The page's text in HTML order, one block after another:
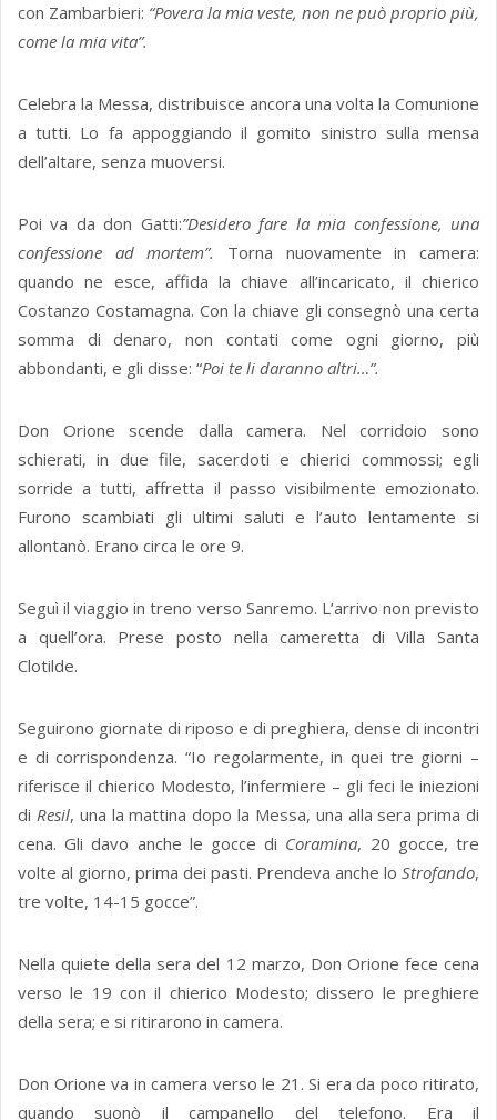
con Zambarbieri: “Povera la mia veste, non ne può proprio più,
come la mia vita”.
Celebra la Messa, distribuisce ancora una volta la Comunione
a tutti. Lo fa appoggiando il gomito sinistro sulla mensa
dell’altare, senza muoversi.
Poi va da don Gatti:”Desidero fare la mia confessione, una
confessione ad mortem”. Torna nuovamente in camera:
quando ne esce, affida la chiave all’incaricato, il chierico
Costanzo Costamagna. Con la chiave gli consegnò una certa
somma di denaro, non contati come ogni giorno, più
abbondanti, e gli disse: “Poi te li daranno altri…”.
Don Orione scende dalla camera. Nel corridoio sono
schierati, in due file, sacerdoti e chierici commossi; egli
sorride a tutti, affretta il passo visibilmente emozionato.
Furono scambiati gli ultimi saluti e l’auto lentamente si
allontanò. Erano circa le ore 9.
Seguì il viaggio in treno verso Sanremo. L’arrivo non previsto
a quell’ora. Prese posto nella cameretta di Villa Santa
Clotilde.
Seguirono giornate di riposo e di preghiera, dense di incontri
e di corrispondenza. “Io regolarmente, in quei tre giorni –
riferisce il chierico Modesto, l’infermiere – gli feci le iniezioni
di Resil, una la mattina dopo la Messa, una alla sera prima di
cena. Gli davo anche le gocce di Coramina, 20 gocce, tre
volte al giorno, prima dei pasti. Prendeva anche lo Strofando,
tre volte, 14-15 gocce”.
Nella quiete della sera del 12 marzo, Don Orione fece cena
verso le 19 con il chierico Modesto; dissero le preghiere
della sera; e si ritirarono in camera.
Don Orione va in camera verso le 21. Si era da poco ritirato,
quando suonò il campanello del telefono. Era il